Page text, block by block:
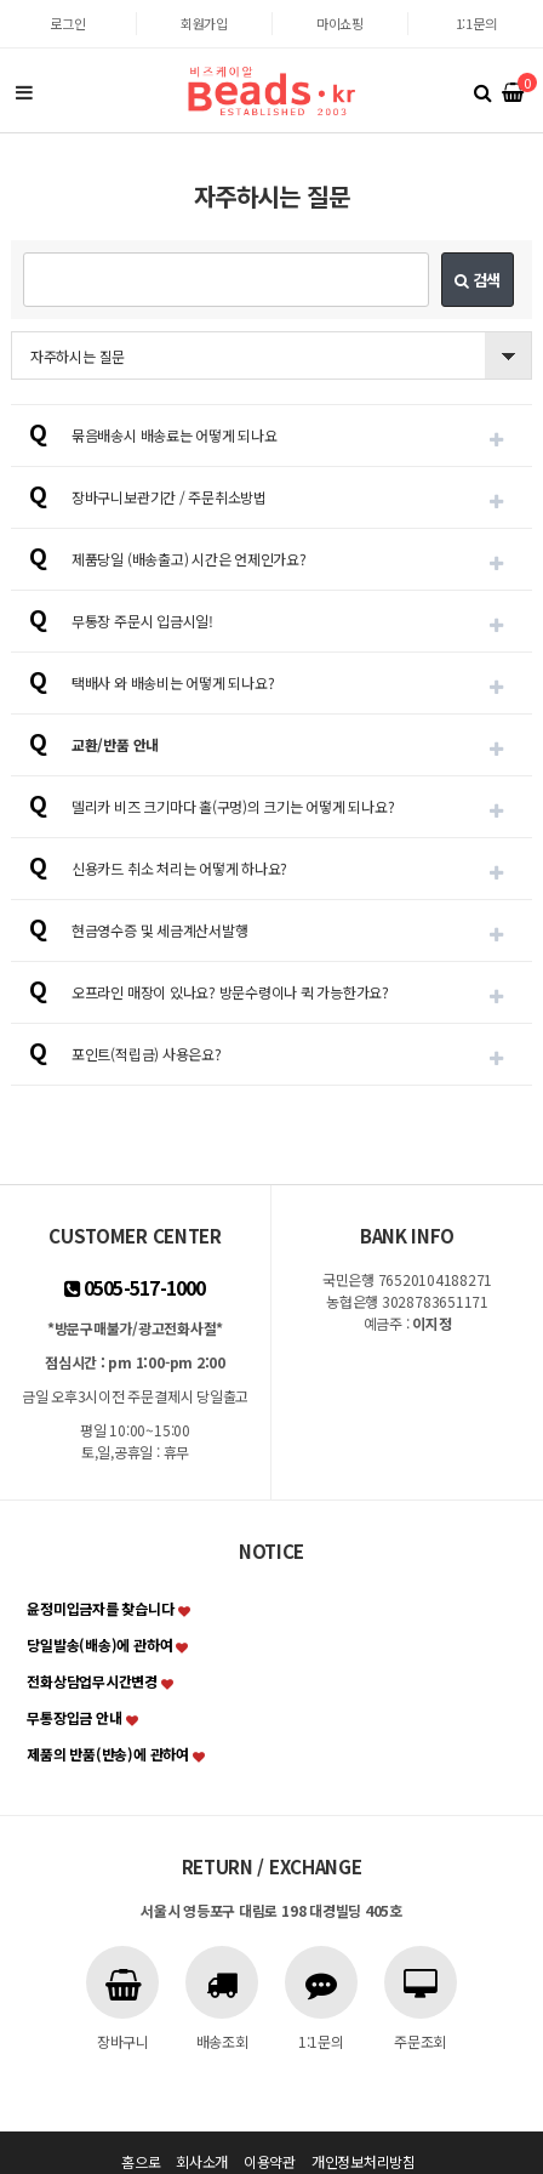
로그인 회원가입 마이쇼핑 1:1문의
0
자주하시는 질문
검색
자주하시는 질문
Q 묶음배송시 배송료는 어떻게 되나요
Q 장바구니보관기간 / 주문취소방법
Q 제품당일 (배송출고) 시간은 언제인가요?
Q 무통장 주문시 입금시일!
Q 택배사 와 배송비는 어떻게 되나요?
Q 교환/반품 안내
Q 델리카 비즈 크기마다 홀(구멍)의 크기는 어떻게 되나요?
Q 신용카드 취소 처리는 어떻게 하나요?
Q 현금영수증 및 세금계산서발행
Q 오프라인 매장이 있나요? 방문수령이나 퀵 가능한가요?
Q 포인트(적립금) 사용은요?
CUSTOMER CENTER
0505-517-1000
*방문구매불가/광고전화사절*
점심시간 : pm 1:00-pm 2:00
금일 오후3시이전 주문결제시 당일출고
평일 10:00~15:00
토,일,공휴일 : 휴무
BANK INFO
국민은행 76520104188271
농협은행 3028783651171
예금주 :이지정
NOTICE
윤정미입금자를 찾습니다
당일발송(배송)에 관하여
전화상담업무시간변경
무통장입금 안내
제품의 반품(반송)에 관하여
RETURN / EXCHANGE
서울시 영등포구 대림로 198 대경빌딩 405호
장바구니 배송조회 1:1문의 주문조회
홈으로 회사소개 이용약관 개인정보처리방침